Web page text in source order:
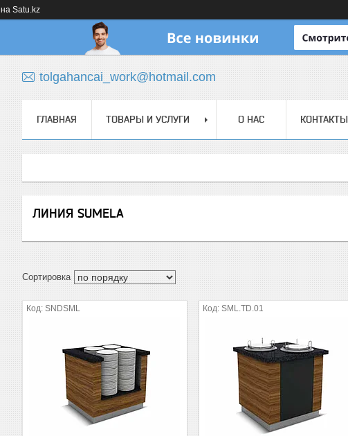
на Satu.kz
tolgahancai_work@hotmail.com
ГЛАВНАЯ ТОВАРЫ И УСЛУГИ О НАС КОНТАКТЫ
ЛИНИЯ SUMELA
SNDSML SML.TD.01